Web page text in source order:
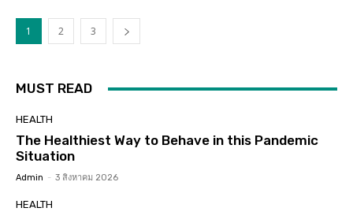
1 2 3
MUST READ
HEALTH
The Healthiest Way to Behave in this Pandemic
Situation
Admin - 3 สิงหาคม 2026
HEALTH